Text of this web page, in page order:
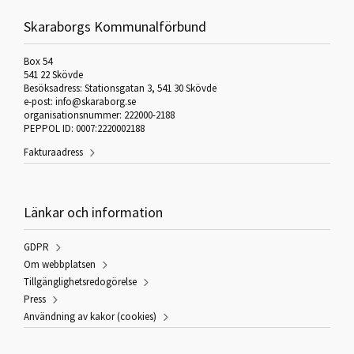
Skaraborgs Kommunalförbund
Box 54
541 22 Skövde
Besöksadress: Stationsgatan 3, 541 30 Skövde
e-post: info@skaraborg.se
organisationsnummer: 222000-2188
PEPPOL ID: 0007:2220002188
Fakturaadress
Länkar och information
GDPR
Om webbplatsen
Tillgänglighetsredogörelse
Press
Användning av kakor (cookies)